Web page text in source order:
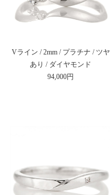
Vライン / 2mm / プラチナ / ツヤ
あり / ダイヤモンド
94,000円